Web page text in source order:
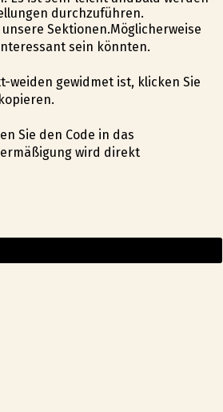
durchzuführen.
Sektionen.Möglicherweise
sein könnten.
weiden gewidmet ist, klicken Sie
Sie den Code in das
wird direkt